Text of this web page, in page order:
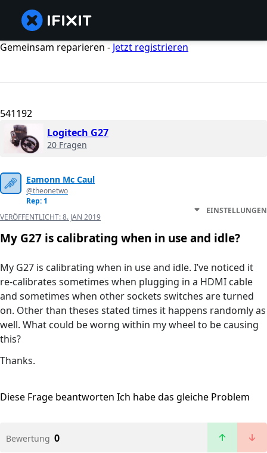
Gemeinsam reparieren - Jetzt registrieren
541192
Logitech G27
20 Fragen
Eamonn Mc Caul
@theonetwo
Rep: 1
VERÖFFENTLICHT:8. JAN 2019
EINSTELLUNGEN
My G27 is calibrating when in use and idle?
My G27 is calibrating when in use and idle. I’ve noticed it
re-calibrates sometimes when plugging in a HDMI cable
and sometimes when other sockets switches are turned
on. Other than theses stated times it happens randomly as
well. What could be worng within my wheel to be causing
this?
Thanks.
Diese Frage beantworten Ich habe das gleiche Problem
Bewertung 0